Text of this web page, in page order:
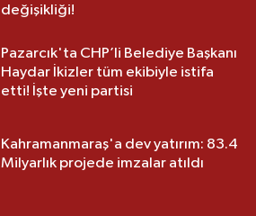
değişikliği!
Pazarcık'ta CHP’li Belediye Başkanı
Haydar İkizler tüm ekibiyle istifa
etti! İşte yeni partisi
Kahramanmaraş'a dev yatırım: 83.4
Milyarlık projede imzalar atıldı